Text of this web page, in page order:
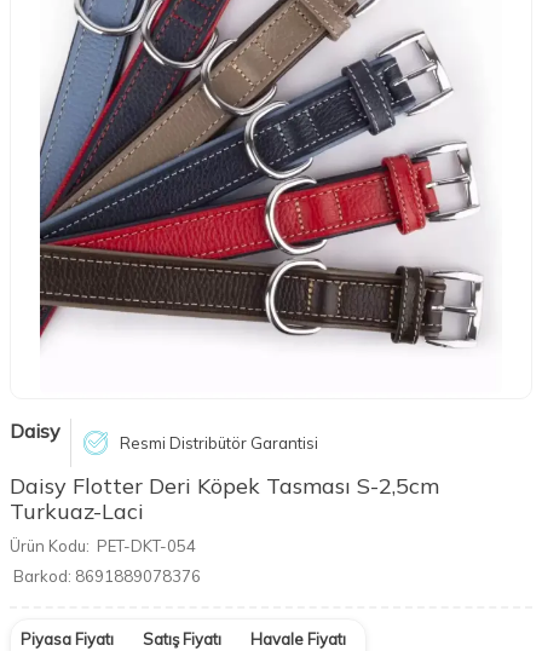
Daisy Resmi Distribütör Garantisi
Daisy Flotter Deri Köpek Tasması S-2,5cm
Turkuaz-Laci
Ürün Kodu: PET-DKT-054
Barkod: 8691889078376
Piyasa Fiyatı Satış Fiyatı Havale Fiyatı